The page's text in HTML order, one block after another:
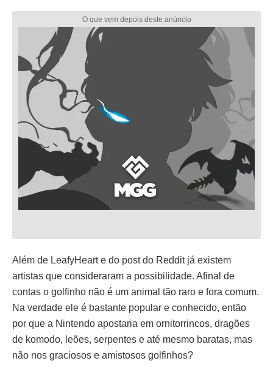
Além de LeafyHeart e do post do Reddit já existem
artistas que consideraram a possibilidade. Afinal de
contas o golfinho não é um animal tão raro e fora comum.
Na verdade ele é bastante popular e conhecido, então
por que a Nintendo apostaria em ornitorrincos, dragões
de komodo, leões, serpentes e até mesmo baratas, mas
não nos graciosos e amistosos golfinhos?